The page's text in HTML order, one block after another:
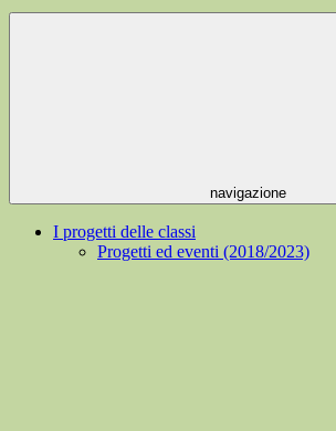
navigazione
I progetti delle classi
Progetti ed eventi (2018/2023)